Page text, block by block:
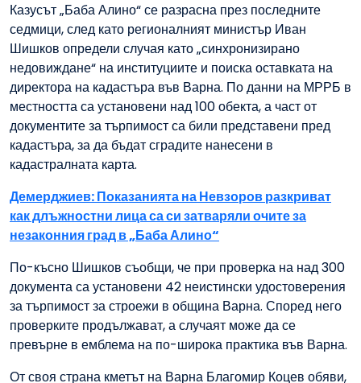
Казусът „Баба Алино“ се разрасна през последните
седмици, след като регионалният министър Иван
Шишков определи случая като „синхронизирано
недовиждане“ на институциите и поиска оставката на
директора на кадастъра във Варна. По данни на МРРБ в
местността са установени над 100 обекта, а част от
документите за търпимост са били представени пред
кадастъра, за да бъдат сградите нанесени в
кадастралната карта.
Демерджиев: Показанията на Невзоров разкриват
как длъжностни лица са си затваряли очите за
незаконния град в „Баба Алино“
По-късно Шишков съобщи, че при проверка на над 300
документа са установени 42 неистински удостоверения
за търпимост за строежи в община Варна. Според него
проверките продължават, а случаят може да се
превърне в емблема на по-широка практика във Варна.
От своя страна кметът на Варна Благомир Коцев обяви,